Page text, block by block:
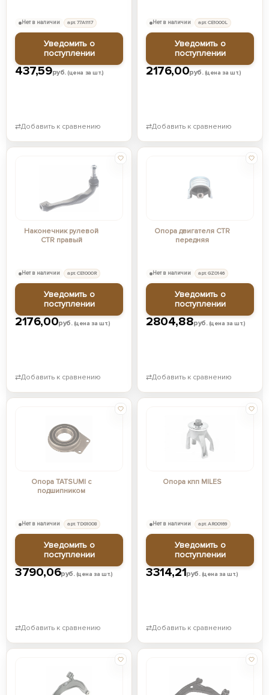
437,59руб.(цена за шт.)
Нет в наличии арт. 77A1117
Уведомить о
поступлении
⇄Добавить к сравнению
2176,00руб.(цена за шт.)
Нет в наличии арт. CE1000L
Уведомить о
поступлении
⇄Добавить к сравнению
Наконечник рулевой
CTR правый
2176,00руб.(цена за шт.)
Нет в наличии арт. CE1000R
Уведомить о
поступлении
⇄Добавить к сравнению
Опора двигателя CTR
передняя
2804,88руб.(цена за шт.)
Нет в наличии арт. GZ0146
Уведомить о
поступлении
⇄Добавить к сравнению
Опора TATSUMI с
подшипником
3790,06руб.(цена за шт.)
Нет в наличии арт. TDG1008
Уведомить о
поступлении
⇄Добавить к сравнению
Опора кпп MILES
3314,21руб.(цена за шт.)
Нет в наличии арт. AR00169
Уведомить о
поступлении
⇄Добавить к сравнению